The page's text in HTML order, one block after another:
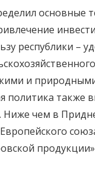
основные
республики –
и
политика
Ниже чем в